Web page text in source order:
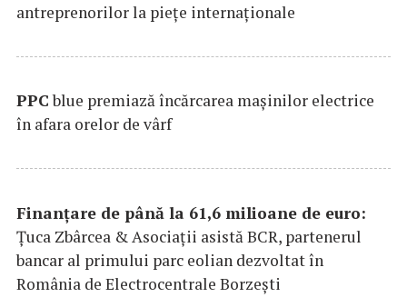
antreprenorilor la pieţe internaţionale
PPCblue premiază încărcarea maşinilor electrice
în afara orelor de vârf
Finanțare de până la 61,6 milioane de euro:
Țuca Zbârcea & Asociații asistă BCR, partenerul
bancar al primului parc eolian dezvoltat în
România de Electrocentrale Borzești